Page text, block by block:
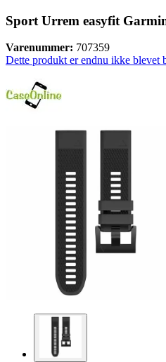
Sport Urrem easyfit
Varenummer: 707359
Dette produkt er endnu ikke blevet